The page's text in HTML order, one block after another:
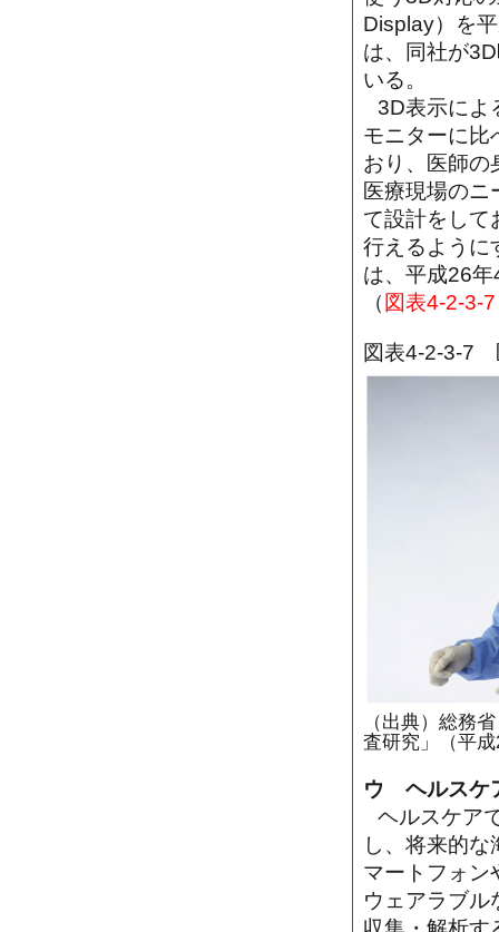
Display）を
は、同社が
いる。
3D表示によ
モニターに比
おり、医師の
医療現場の
て設計をして
行えるように
は、平成26
（ 図表4-2-3-7
図表4-2-3-7
（出典）総務
査研究」（平
ウ ヘルスケ
ヘルスケア
し、将来的
マートフォン
ウェアラブル